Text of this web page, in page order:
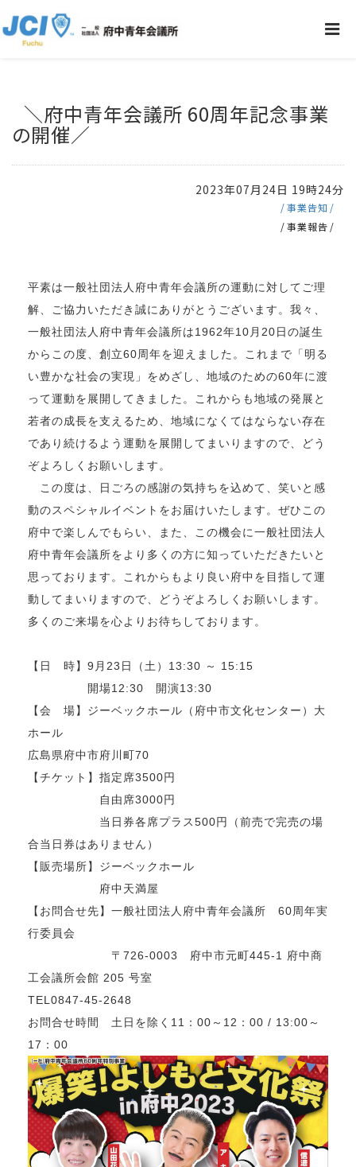
＼府中青年会議所 60周年記念事業
の開催／
2023年07月24日 19時24分
事業告知
事業報告
平素は一般社団法人府中青年会議所の運動に対してご理
解、ご協力いただき誠にありがとうございます。我々、
一般社団法人府中青年会議所は1962年10月20日の誕生
からこの度、創立60周年を迎えました。これまで「明る
い豊かな社会の実現」をめざし、地域のための60年に渡
って運動を展開してきました。これからも地域の発展と
若者の成長を支えるため、地域になくてはならない存在
であり続けるよう運動を展開してまいりますので、どう
ぞよろしくお願いします。
この度は、日ごろの感謝の気持ちを込めて、笑いと感
動のスペシャルイベントをお届けいたします。ぜひこの
府中で楽しんでもらい、また、この機会に一般社団法人
府中青年会議所をより多くの方に知っていただきたいと
思っております。これからもより良い府中を目指して運
動してまいりますので、どうぞよろしくお願いします。
多くのご来場を心よりお待ちしております。
【日 時】9月23日（土）13:30 ～ 15:15
開場12:30 開演13:30
【会 場】ジーベックホール（府中市文化センター）大
ホール
広島県府中市府川町70
【チケット】指定席3500円
自由席3000円
当日券各席プラス500円（前売で完売の場
合当日券はありません）
【販売場所】ジーベックホール
府中天満屋
【お問合せ先】一般社団法人府中青年会議所 60周年実
行委員会
〒726-0003 府中市元町445-1 府中商
工会議所会館 205 号室
TEL0847-45-2648
お問合せ時間 土日を除く11：00～12：00 / 13:00～
17：00